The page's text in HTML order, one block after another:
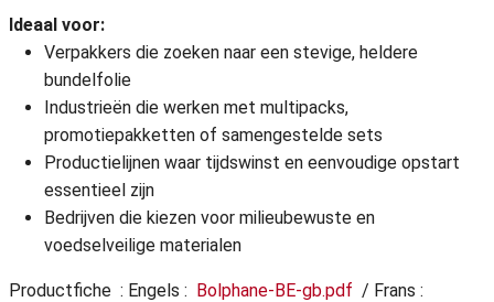
Ideaal voor:
Verpakkers die zoeken naar een stevige, heldere
bundelfolie
Industrieën die werken met multipacks,
promotiepakketten of samengestelde sets
Productielijnen waar tijdswinst en eenvoudige opstart
essentieel zijn
Bedrijven die kiezen voor milieubewuste en
voedselveilige materialen
Productfiche : Engels : Bolphane-BE-gb.pdf / Frans :